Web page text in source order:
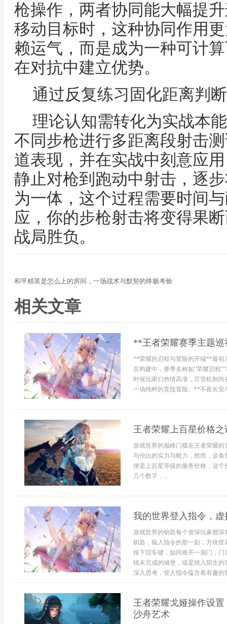
枪操作，两者协同能大幅提
移动目标时，这种协同作用
赖运气，而是成为一种可计
在对抗中建立优势。
通过反复练习固化距离判
理论认知需转化为实战本
不同步枪进行多距离段射击
道表现，并在实战中刻意应
静止对枪到跑动中射击，逐
为一体，这个过程需要时间
应，你的步枪射击将变得果
战局胜负。
和平精英是怎么上的房间，一场战术与默契的终极考验
相关文章
**王者荣耀赛季主题
**荣耀的启程与冒险的开端**最初
在构建中，赛季名称如“荣耀启程
时候玩家们热情高涨，尽管机制
一场纯粹的竞技冒险。**不夜长
王者荣耀上百星价格
游戏世界的巅峰门槛在王者荣耀
与伦比的实力与毅力，然而，这
便是上百星等级的服务价格，这
几个数字，...
我的世界登入指令，
游戏世界的钥匙每个资深玩家都
钥匙，输入指令的那一刻，方块
按下回车键，如同推开一扇门，
续未完成的城堡，或是踏入陌生
深入思考，登入指令蕴含着有趣
王者荣耀戈娅操作设
沙舟艺术